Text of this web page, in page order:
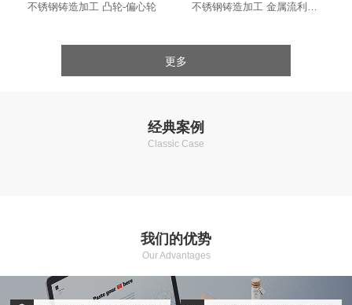
不锈钢铸造加工 凸轮-偏心轮 不锈钢铸造加工 金属流利条-导轨
更多
经典案例
Classic Case
我们的优势
Our Advantages